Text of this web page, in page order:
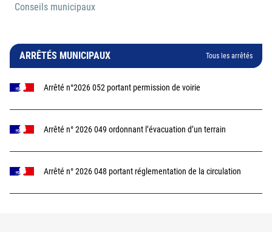
Conseils municipaux
ARRÊTÉS MUNICIPAUX Tous les arrêtés
Arrêté n°2026 052 portant permission de voirie
Arrêté n° 2026 049 ordonnant l’évacuation d’un terrain
Arrêté n° 2026 048 portant réglementation de la circulation